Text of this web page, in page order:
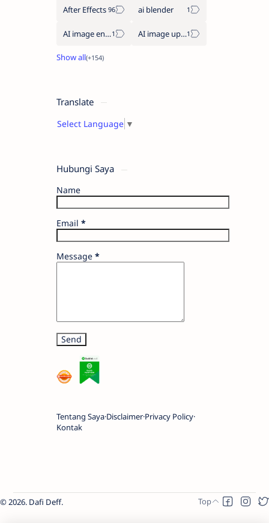
After Effects ai blender
AI image enhancement AI image upscaler
Translate
Select Language ▼
Hubungi Saya
Name
Email *
Message *
Tentang Saya Disclaimer Privacy Policy
Kontak
2026. Dafi Deff.